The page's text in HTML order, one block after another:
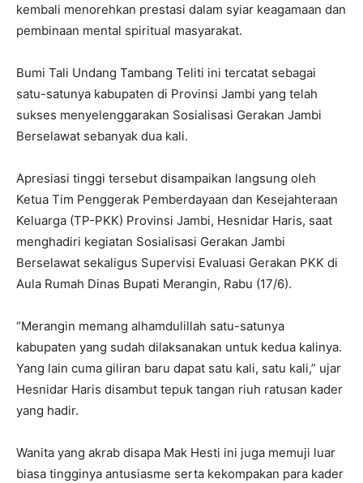
kembali menorehkan prestasi dalam syiar keagamaan dan
pembinaan mental spiritual masyarakat.
Bumi Tali Undang Tambang Teliti ini tercatat sebagai
satu-satunya kabupaten di Provinsi Jambi yang telah
sukses menyelenggarakan Sosialisasi Gerakan Jambi
Berselawat sebanyak dua kali.
Apresiasi tinggi tersebut disampaikan langsung oleh
Ketua Tim Penggerak Pemberdayaan dan Kesejahteraan
Keluarga (TP-PKK) Provinsi Jambi, Hesnidar Haris, saat
menghadiri kegiatan Sosialisasi Gerakan Jambi
Berselawat sekaligus Supervisi Evaluasi Gerakan PKK di
Aula Rumah Dinas Bupati Merangin, Rabu (17/6).
“Merangin memang alhamdulillah satu-satunya
kabupaten yang sudah dilaksanakan untuk kedua kalinya.
Yang lain cuma giliran baru dapat satu kali, satu kali,” ujar
Hesnidar Haris disambut tepuk tangan riuh ratusan kader
yang hadir.
Wanita yang akrab disapa Mak Hesti ini juga memuji luar
biasa tingginya antusiasme serta kekompakan para kader